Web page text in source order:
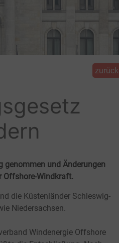
zurück
genommen und Änderungen
Offshore-Windkraft.
die Küstenländer Schleswig-
Niedersachsen.
Windenergie Offshore